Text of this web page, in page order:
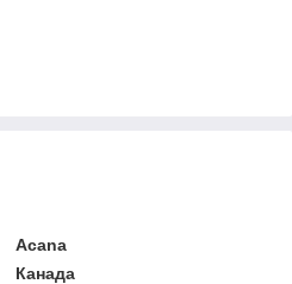
Acana
Канада